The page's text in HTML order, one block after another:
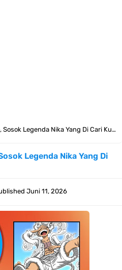
Yang Terletak Di Kawasan
Mudah Banget Dan Lengkap
Disini
Tempat Yang Sangat Ingin
Legenda Nika Yang Di Cari Kuma Dan Bonney
Legenda Nika Yang Di
Juni 11, 2026